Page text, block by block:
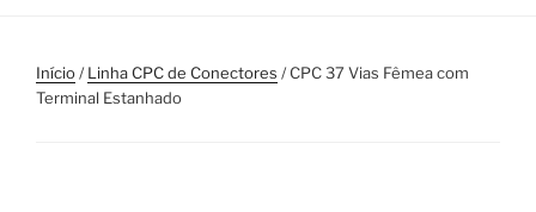
Início/Linha CPC de Conectores / CPC 37 Vias Fêmea com
Terminal Estanhado